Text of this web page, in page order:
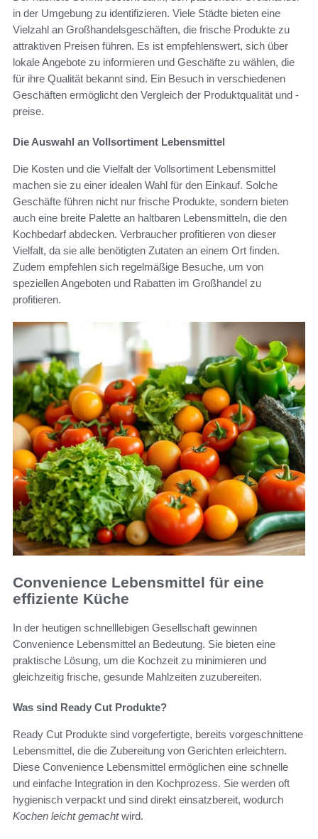
in der Umgebung zu identifizieren. Viele Städte bieten eine
Vielzahl an Großhandelsgeschäften, die frische Produkte zu
attraktiven Preisen führen. Es ist empfehlenswert, sich über
lokale Angebote zu informieren und Geschäfte zu wählen, die
für ihre Qualität bekannt sind. Ein Besuch in verschiedenen
Geschäften ermöglicht den Vergleich der Produktqualität und -
preise.
Die Auswahl an Vollsortiment Lebensmittel
Die Kosten und die Vielfalt der Vollsortiment Lebensmittel
machen sie zu einer idealen Wahl für den Einkauf. Solche
Geschäfte führen nicht nur frische Produkte, sondern bieten
auch eine breite Palette an haltbaren Lebensmitteln, die den
Kochbedarf abdecken. Verbraucher profitieren von dieser
Vielfalt, da sie alle benötigten Zutaten an einem Ort finden.
Zudem empfehlen sich regelmäßige Besuche, um von
speziellen Angeboten und Rabatten im Großhandel zu
profitieren.
Convenience Lebensmittel für eine
effiziente Küche
In der heutigen schnelllebigen Gesellschaft gewinnen
Convenience Lebensmittel an Bedeutung. Sie bieten eine
praktische Lösung, um die Kochzeit zu minimieren und
gleichzeitig frische, gesunde Mahlzeiten zuzubereiten.
Was sind Ready Cut Produkte?
Ready Cut Produkte sind vorgefertigte, bereits vorgeschnittene
Lebensmittel, die die Zubereitung von Gerichten erleichtern.
Diese Convenience Lebensmittel ermöglichen eine schnelle
und einfache Integration in den Kochprozess. Sie werden oft
hygienisch verpackt und sind direkt einsatzbereit, wodurch
Kochen leicht gemachtwird.